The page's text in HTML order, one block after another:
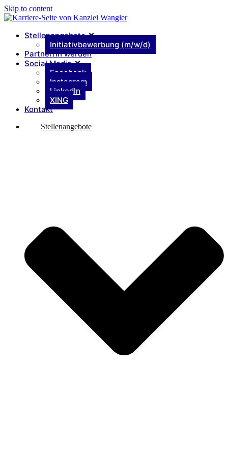
Skip to content
Stellenangebote
Initiativbewerbung (m/w/d)
Partner/in werden
Social Media
Facebook
Instagram
LinkedIn
XING
Kontakt
Stellenangebote